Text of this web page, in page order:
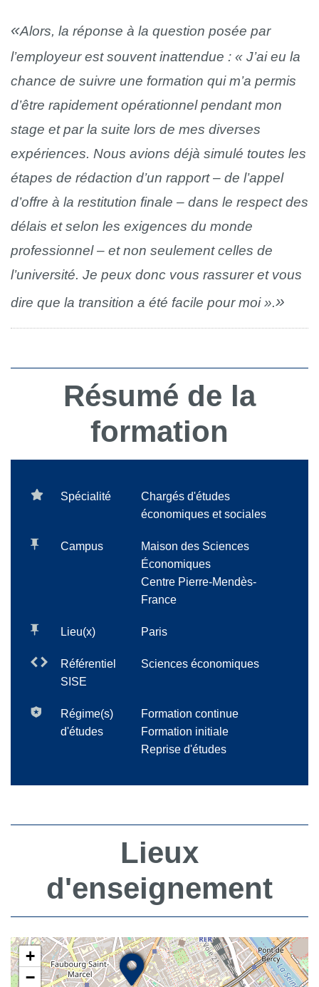
Alors, la réponse à la question posée par
l’employeur est souvent inattendue : « J’ai eu la
chance de suivre une formation qui m’a permis
d’être rapidement opérationnel pendant mon
stage et par la suite lors de mes diverses
expériences. Nous avions déjà simulé toutes les
étapes de rédaction d’un rapport – de l’appel
d’offre à la restitution finale – dans le respect des
délais et selon les exigences du monde
professionnel – et non seulement celles de
l’université. Je peux donc vous rassurer et vous
dire que la transition a été facile pour moi ».
Résumé de la
formation
Spécialité
Chargés d'études
économiques et sociales
Campus
Maison des Sciences
Économiques
Centre Pierre-Mendès-
France
Lieu(x) Paris
Référentiel
SISE
Sciences économiques
Régime(s)
d'études
Formation continue
Formation initiale
Reprise d'études
Lieux
d'enseignement
+
−